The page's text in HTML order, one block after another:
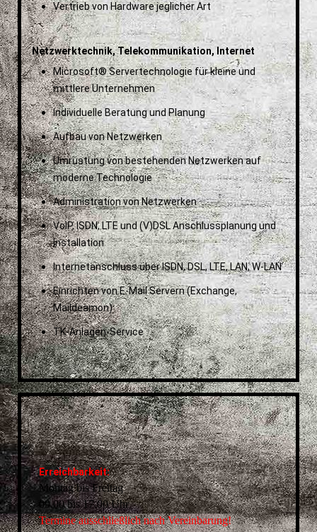
Vertrieb von Hardware jeglicher Art
Netzwerktechnik, Telekommunikation, Internet
Microsoft® Servertechnologie für kleine und
mittlere Unternehmen
Individuelle Beratung und Planung
Aufbau von Netzwerken
Umrüstung von bestehenden Netzwerken auf
moderne Technologie
Administration von Netzwerken
VoIP, ISDN, LTE und (V)DSL Anschlussplanung und
Installation
Internetanschluss über ISDN, DSL, LTE, LAN, W-LAN
Einrichten von E-Mail Servern (Exchange,
Maildeamon)
TK-Anlagen-Service
Erreichbarkeit:
Montag bis Freitag
09.00 bis 17.00 Uhr
Termine ausschließlich nach Vereinbarung!